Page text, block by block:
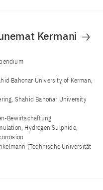
Kermani
Bahonar University of Kerman,
Shahid Bahonar University
Bewirtschaftung
Hydrogen Sulphide,
(Technische Universität